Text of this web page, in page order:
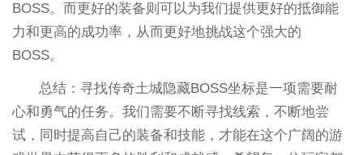
BOSS。而更好的装备则可以为我们提供更好的抵御能
力和更高的成功率，从而更好地挑战这个强大的
BOSS。
总结：寻找传奇土城隐藏BOSS坐标是一项需要耐
心和勇气的任务。我们需要不断寻找线索，不断地尝
试，同时提高自己的装备和技能，才能在这个广阔的游